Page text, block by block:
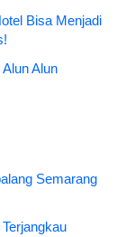
Bisa Menjadi
Alun
Semarang